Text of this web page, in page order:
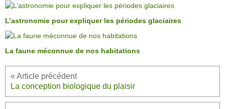
L’astronomie pour expliquer les périodes glaciaires
La faune méconnue de nos habitations
La conception biologique du plaisir